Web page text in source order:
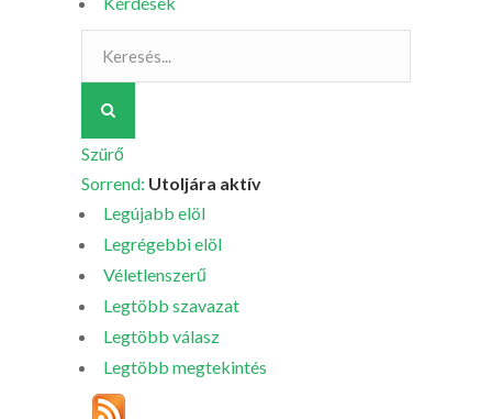
Szürő
Sorrend: Utoljára aktív
Legújabb elöl
Legrégebbi elöl
Véletlenszerű
Legtöbb szavazat
Legtöbb válasz
Legtöbb megtekintés